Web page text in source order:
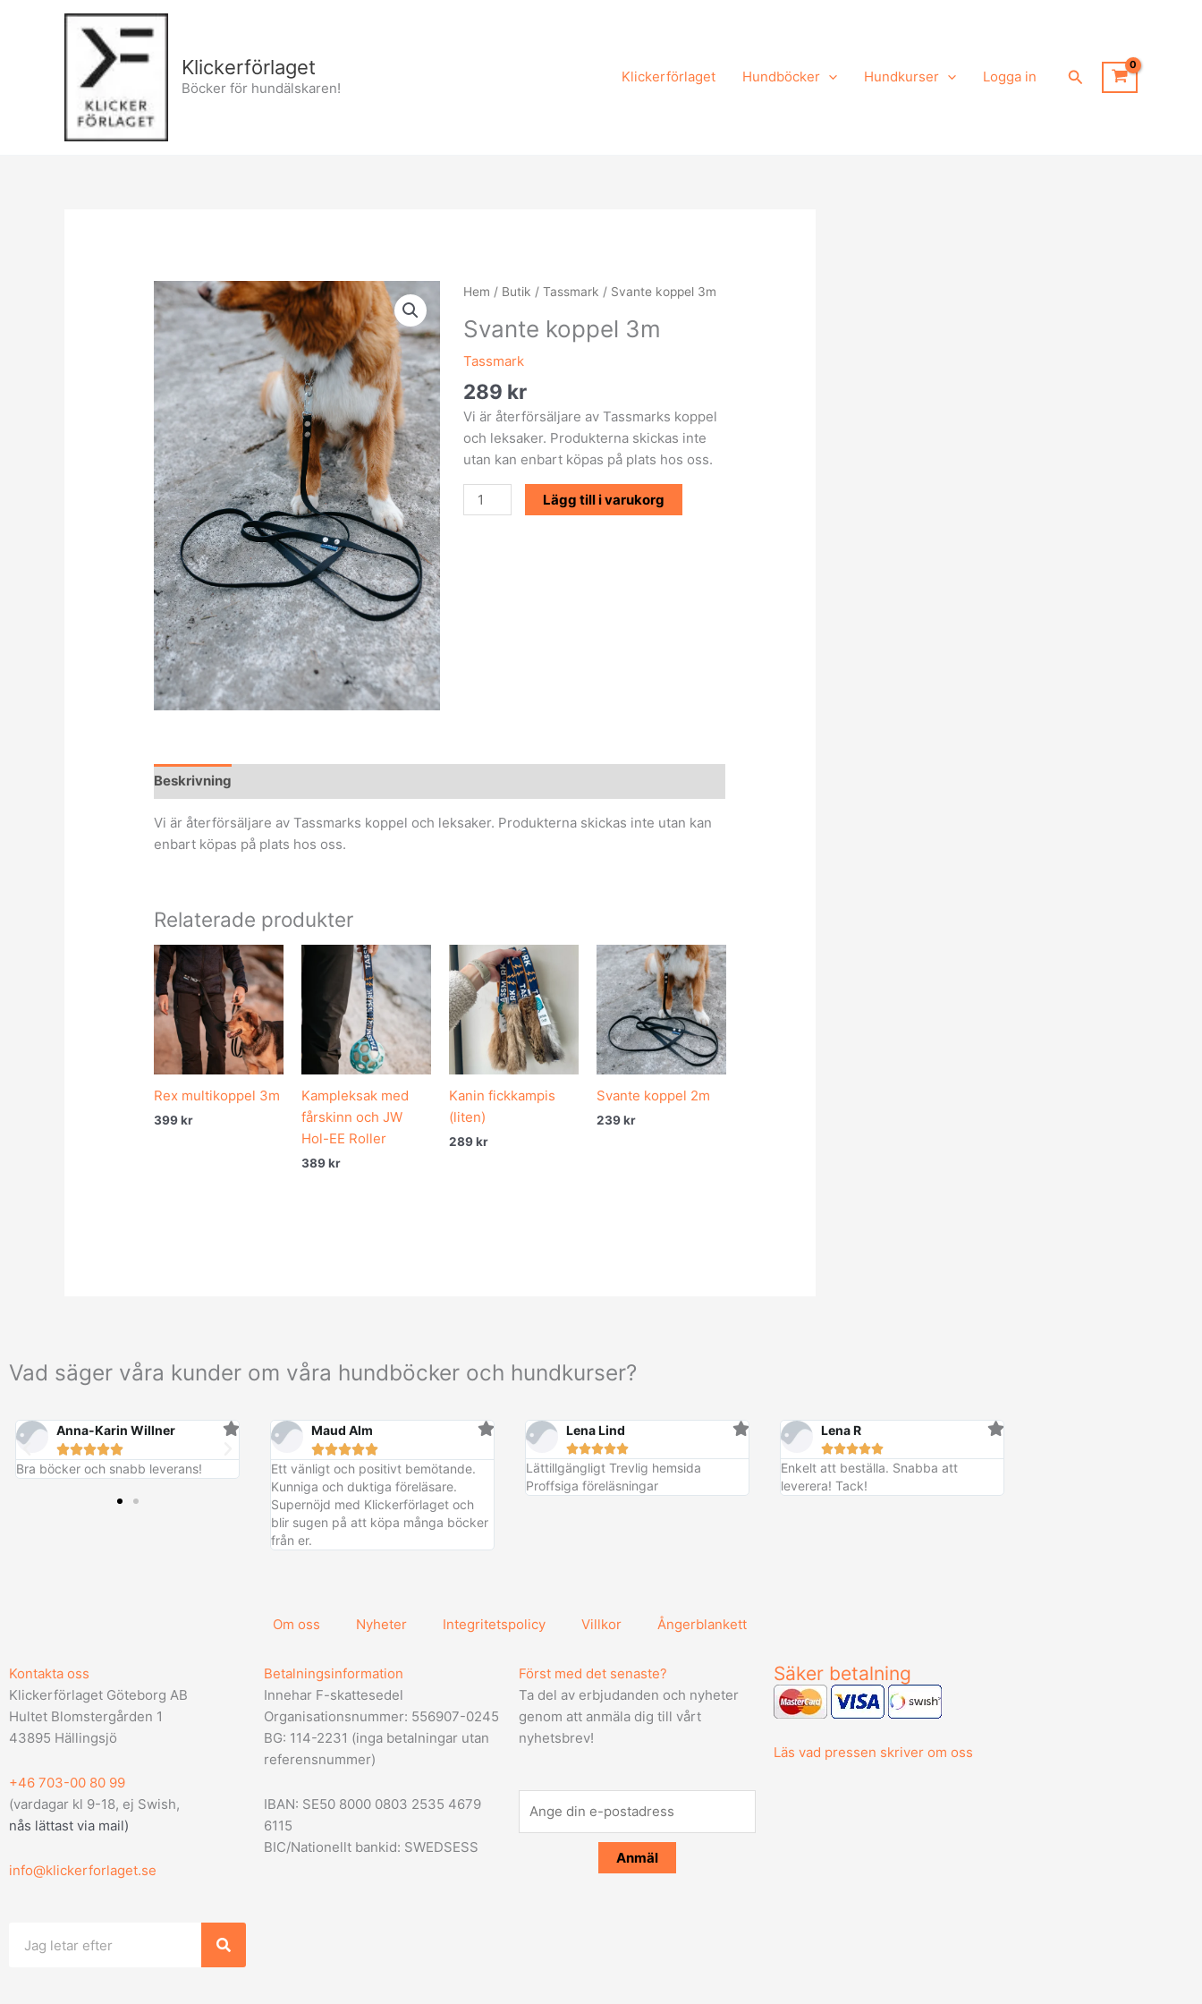
Klickerförlaget
Böcker för hundälskaren!
Klickerförlaget Hundböcker Hundkurser Logga in Sök
Hem / Butik / Tassmark / Svante koppel 3m
Svante koppel 3m
Tassmark
289 kr
Vi är återförsäljare av Tassmarks koppel
och leksaker. Produkterna skickas inte
utan kan enbart köpas på plats hos oss.
Svante
3m
mängd
Lägg till i varukorg
Beskrivning
Vi är återförsäljare av Tassmarks koppel och leksaker. Produkterna skickas inte utan kan
enbart köpas på plats hos oss.
Relaterade produkter
Rex multikoppel 3m
399kr
Kampleksak med
fårskinn och JW
Hol-EE Roller
389kr
Kanin fickkampis
(liten)
289kr
Svante koppel 2m
239kr
Vad säger våra kunder om våra hundböcker och hundkurser?
Anna-Karin Willner

Bra böcker och snabb leverans!
Maud Alm

Ett vänligt och positivt bemötande.
Kunniga och duktiga föreläsare.
Supernöjd med Klickerförlaget och
blir sugen på att köpa många böcker
från er.
Lena Lind

Lättillgängligt Trevlig hemsida
Proffsiga föreläsningar
Lena R

Enkelt att beställa. Snabba att
leverera! Tack!
Om oss Nyheter Integritetspolicy Villkor Ångerblankett
Kontakta oss
Klickerförlaget Göteborg AB
Hultet Blomstergården 1
43895 Hällingsjö
+46 703-00 80 99
(vardagar kl 9-18, ej Swish,
nås lättast via mail)
info@klickerforlaget.se
Betalningsinformation
Innehar F-skattesedel
Organisationsnummer: 556907-0245
BG: 114-2231 (inga betalningar utan
referensnummer)
IBAN: SE50 8000 0803 2535 4679
6115
BIC/Nationellt bankid: SWEDSESS
Först med det senaste?
Ta del av erbjudanden och nyheter
genom att anmäla dig till vårt
nyhetsbrev!
Säker betalning
Läs vad pressen skriver om oss